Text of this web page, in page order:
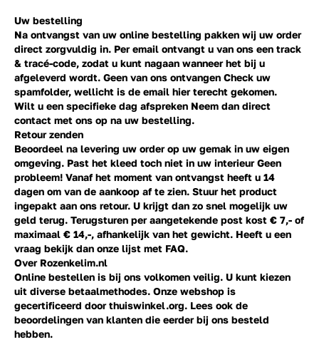
Uw bestelling
Na ontvangst van uw online bestelling pakken wij uw order
direct zorgvuldig in. Per email ontvangt u van ons een track
& tracé-code, zodat u kunt nagaan wanneer het bij u
afgeleverd wordt. Geen van ons ontvangen Check uw
spamfolder, wellicht is de email hier terecht gekomen.
Wilt u een specifieke dag afspreken Neem dan direct
contact met ons op na uw bestelling.
Retour zenden
Beoordeel na levering uw order op uw gemak in uw eigen
omgeving. Past het kleed toch niet in uw interieur Geen
probleem! Vanaf het moment van ontvangst heeft u 14
dagen om van de aankoop af te zien. Stuur het product
ingepakt aan ons retour. U krijgt dan zo snel mogelijk uw
geld terug. Terugsturen per aangetekende post kost € 7,- of
maximaal € 14,-, afhankelijk van het gewicht. Heeft u een
vraag bekijk dan onze lijst met FAQ.
Over Rozenkelim.nl
Online bestellen is bij ons volkomen veilig. U kunt kiezen
uit diverse betaalmethodes. Onze webshop is
gecertificeerd door thuiswinkel.org. Lees ook de
beoordelingen van klanten die eerder bij ons besteld
hebben.